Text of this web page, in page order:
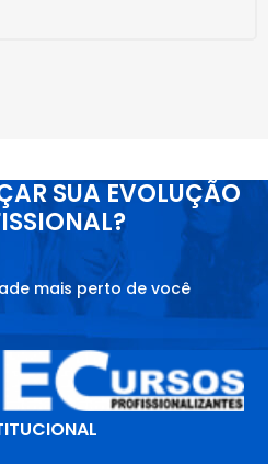
SUA EVOLUÇÃO
mais perto de você